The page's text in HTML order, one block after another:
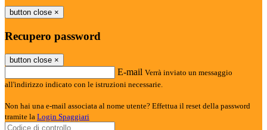
button close ×
Recupero password
button close ×
E-mail Verrà inviato un messaggio
all'indirizzo indicato con le istruzioni necessarie.
Non hai una e-mail associata al nome utente? Effettua il reset della password
tramite la Login Spaggiari